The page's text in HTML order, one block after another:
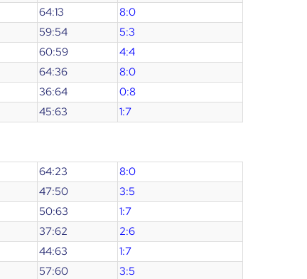
64:13
8:0
59:54
5:3
60:59
4:4
64:36
8:0
36:64
0:8
45:63 1:7
64:23
8:0
47:50
3:5
50:63
1:7
37:62
2:6
44:63
1:7
57:60
3:5